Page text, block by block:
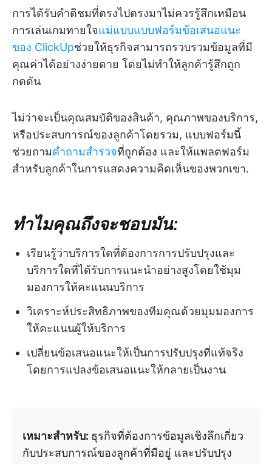
การได้รับคำติชมที่ตรงไปตรงมาไม่ควรรู้สึกเหมือน
การเล่นเกมทายใจแม่แบบแบบฟอร์มข้อเสนอแนะ
ของ ClickUpช่วยให้ธุรกิจสามารถรวบรวมข้อมูลที่มี
คุณค่าได้อย่างง่ายดาย โดยไม่ทำให้ลูกค้ารู้สึกถูก
กดดัน
ไม่ว่าจะเป็นคุณสมบัติของสินค้า, คุณภาพของบริการ,
หรือประสบการณ์ของลูกค้าโดยรวม, แบบฟอร์มนี้
ช่วยถามคำถามสำรวจที่ถูกต้อง และให้แพลตฟอร์ม
สำหรับลูกค้าในการแสดงความคิดเห็นของพวกเขา.
ทำไมคุณถึงจะชอบมัน:
เรียนรู้ว่าบริการใดที่ต้องการการปรับปรุงและ
บริการใดที่ได้รับการแนะนำอย่างสูงโดยใช้มุม
มองการให้คะแนนบริการ
วิเคราะห์ประสิทธิภาพของทีมคุณด้วยมุมมองการ
ให้คะแนนผู้ให้บริการ
เปลี่ยนข้อเสนอแนะให้เป็นการปรับปรุงที่แท้จริง
โดยการแปลงข้อเสนอแนะให้กลายเป็นงาน
เหมาะสำหรับ: ธุรกิจที่ต้องการข้อมูลเชิงลึกเกี่ยว
กับประสบการณ์ของลูกค้าที่มีอยู่ และปรับปรุง